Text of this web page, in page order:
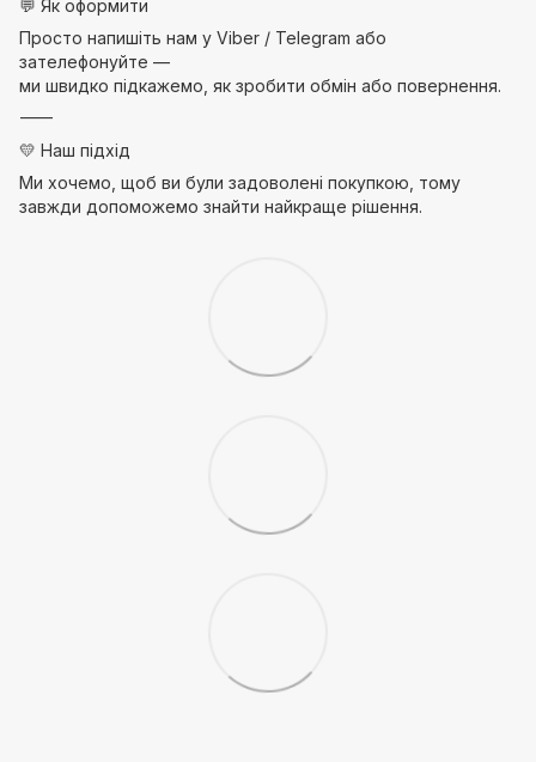
💬 Як оформити
Просто напишіть нам у Viber / Telegram або
зателефонуйте —
ми швидко підкажемо, як зробити обмін або повернення.
⸻
💛 Наш підхід
Ми хочемо, щоб ви були задоволені покупкою, тому
завжди допоможемо знайти найкраще рішення.